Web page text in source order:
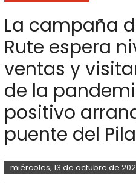
La campaña
Rute espera
ventas y
de la
positivo
puente del
miércoles, 13 de octubre de